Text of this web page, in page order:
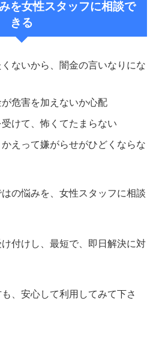
を女性スタッフに相談で
きる
ないから、闇金の言いなりにな
危害を加えないか心配
けて、怖くてたまらない
えって嫌がらせがひどくならな
の悩みを、女性スタッフに相談
付けし、最短で、即日解決に対
、安心して利用してみて下さ